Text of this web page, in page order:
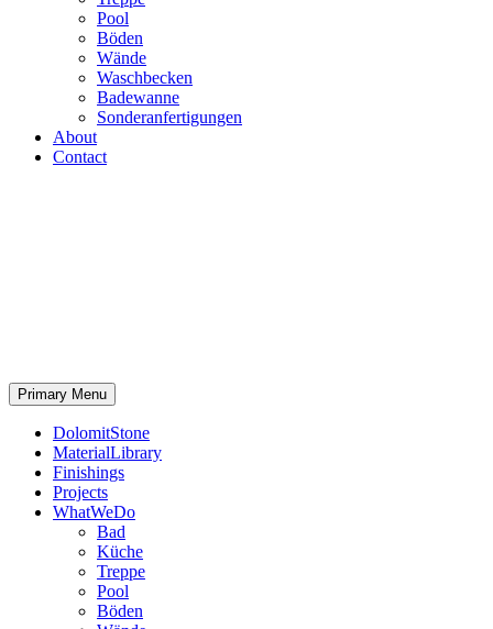
Pool
Böden
Wände
Waschbecken
Badewanne
Sonderanfertigungen
About
Contact
Primary Menu
DolomitStone
MaterialLibrary
Finishings
Projects
WhatWeDo
Bad
Küche
Treppe
Pool
Böden